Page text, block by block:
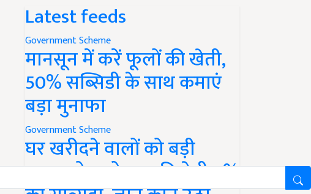
Latest feeds
Government Scheme
मानसून में करें फूलों की खेती,
50% सब्सिडी के साथ कमाएं
बड़ा मुनाफा
Government Scheme
घर खरीदने वालों को बड़ी
राहत, होम लोन पर मिलेगी 4%